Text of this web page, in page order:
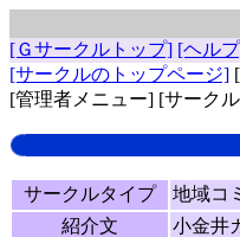
[Ｇサークルトップ] [ヘル
[サークルのトップページ]
[管理者メニュー] [サーク
サークルタイプ
地域コ
紹介文
小金井